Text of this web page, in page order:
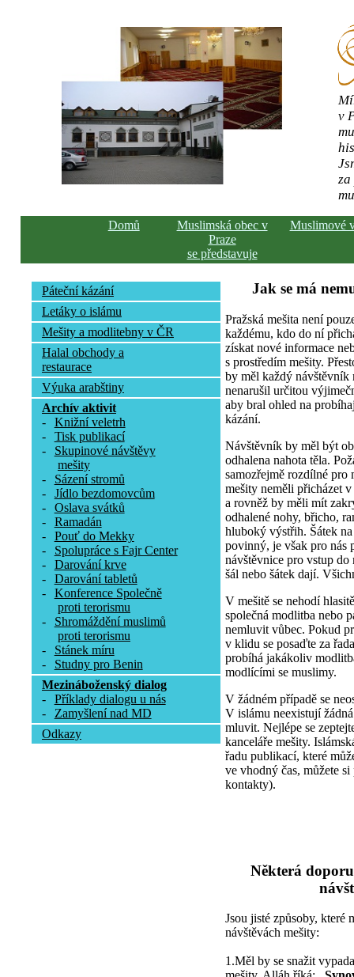
v
Domů
Muslimská obec v
Praze
se představuje
Muslimové
Páteční kázání
Letáky o islámu
Mešity a modlitebny v ČR
Halal obchody a
restaurace
Výuka arabštiny
Archív aktivit
-
Knižní veletrh
-
Tisk publikací
-
Skupinové návštěvy
mešity
-
Sázení stromů
-
Jídlo bezdomovcům
-
Oslava svátků
-
Ramadán
-
Pouť do Mekky
-
Spolupráce s Fajr Center
-
Darování krve
-
Darování tabletů
-
Konference Společně
proti terorismu
-
Shromáždění muslimů
proti terorismu
-
Stánek míru
-
Studny pro Benin
Mezináboženský dialog
-
Příklady dialogu u nás
-
Zamyšlení nad MD
Odkazy
Jak se má
Pražská mešita není
každému, kdo do ní
získat nové informace
s prostředím mešity.
by měl každý návštěvník
nenarušil určitou
aby bral ohled na
kázání.
Návštěvník by měl být
odhalena nahota těla.
samozřejmě rozdílné pro
mešity neměli přicházet
a rovněž by měli mít
odhalené nohy, břicho,
hluboký výstřih. Šátek
povinný, je však pro nás
návštěvnice pro vstup
šál nebo šátek dají.
V mešitě se nehodí
společná modlitba nebo
nemluvit vůbec. Pokud
v klidu se posaďte za
probíhá jakákoliv
modlícími se muslimy.
V žádném případě se
V islámu neexistují
mluvit. Nejlépe se
kanceláře mešity.
řadu publikací, které
ve vhodný čas, můžete
kontakty).
Některá
Jsou jisté způsoby, které
návštěvách mešity:
1.Měl by se snažit